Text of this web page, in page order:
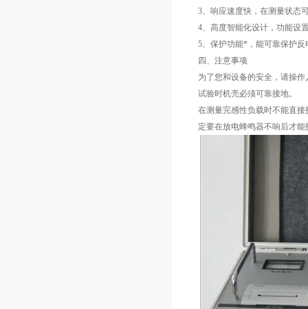
3、响应速度快，在测量状态
4、高度智能化设计，功能设
5、保护功能*，能可靠保护
四、注意事项
为了您和设备的安全，请操
试验时机壳必须可靠接地。
在测量完感性负载时不能直
定要在放电蜂鸣器不响后才能